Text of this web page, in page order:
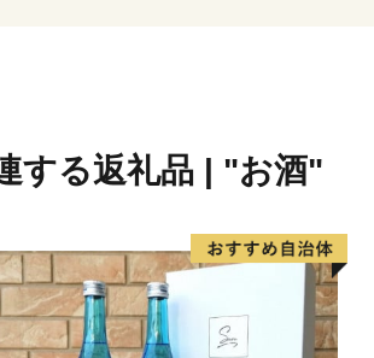
する返礼品 | "お酒"